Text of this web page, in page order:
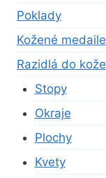
Poklady
Kožené medaile
Razidlá do kože
Stopy
Okraje
Plochy
Kvety